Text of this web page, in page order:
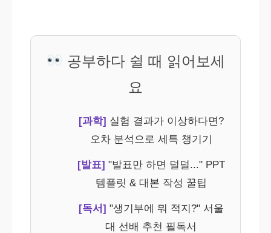
공부하다 쉴 때 읽어보세
요
[과학] 실험 결과가 이상하다면?
오차 분석으로 세특 챙기기
[발표] "발표만 하면 덜덜..." PPT
템플릿 & 대본 작성 꿀팁
[독서] "생기부에 뭐 적지?" 서울
대 선배 추천 필독서